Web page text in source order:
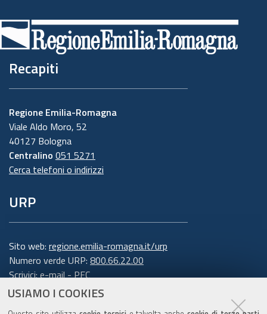
USIAMO I COOKIES
Recapiti
Regione Emilia-Romagna
Viale Aldo Moro, 52
40127 Bologna
Centralino 051 5271
Cerca telefoni o indirizzi
URP
Sito web: regione.emilia-romagna.it/urp
Numero verde URP: 800.66.22.00
Scrivici:e-mail-PEC
Trasparenza